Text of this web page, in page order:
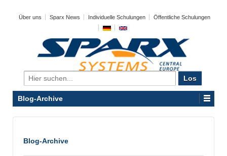
Über uns Sparx News Individuelle Schulungen Öffentliche Schulungen
Search
for:
Blog-Archive
Blog-Archive